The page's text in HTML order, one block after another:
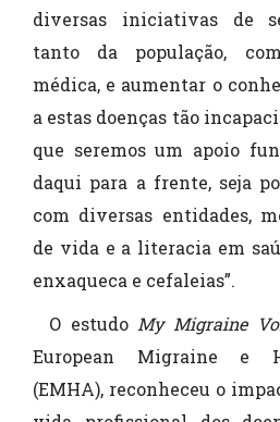
diversas iniciativas de
tanto da população,
médica, e aumentar o
a estas doenças tão
que seremos um apoio
daqui para a frente, seja
com diversas entidades,
de vida e a literacia em
enxaqueca e cefaleias”.
O estudo My Migraine
European Migraine e
(EMHA), reconheceu o